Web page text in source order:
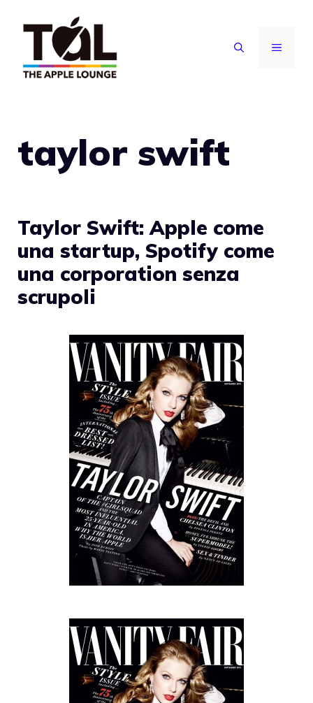
contenuto
MENU
taylor swift
Taylor Swift: Apple come
una startup, Spotify come
una corporation senza
scrupoli